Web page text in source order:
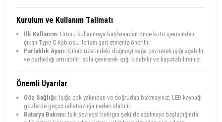
Kurulum ve Kullanım Talimatı
İlk Kullanım: Ürünü kullanmaya başlamadan önce kutu içerisinden
çıkan Type-C kablosu ile tam şarj etmeniz önerilir.
Parlaklık Ayarı: Cihaz üzerindeki düğmeyi sağa çevirerek ışığı açabilir
ve parlaklığı artırabilir; sola çevirerek ışığı kısabilir ve kapatabilirsiniz.
Önemli Uyarılar
Göz Sağlığı: Işığa çok yakından ve doğrudan bakmayınız; LED kaynağı
gözlerde geçici rahatsızlığa neden olabilir.
Batarya Bakımı: Işık seviyesi belirgin şekilde azalmaya başladığında